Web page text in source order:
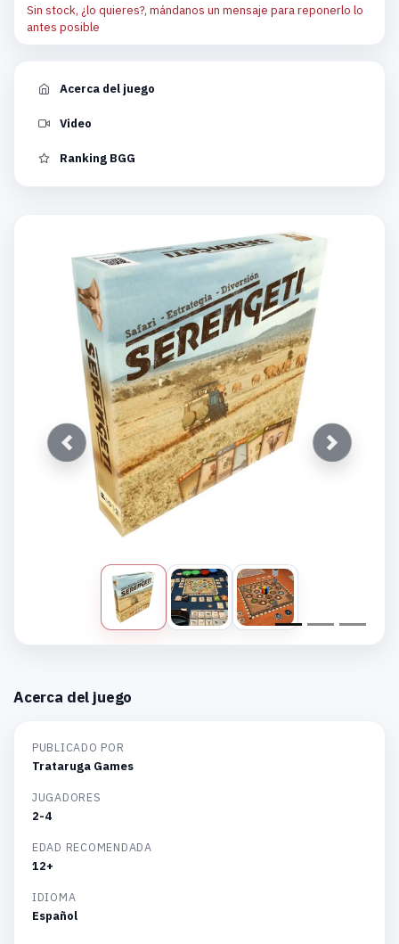
Sin stock, ¿lo quieres?, mándanos un mensaje para reponerlo lo
antes posible
Acerca del juego
Video
Ranking BGG
Anterior Siguiente
Acerca del juego
PUBLICADO POR
Trataruga Games
JUGADORES
2-4
EDAD RECOMENDADA
12+
IDIOMA
Español